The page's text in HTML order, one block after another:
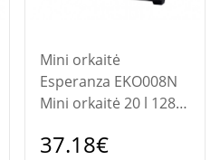
Mini orkaitė
Esperanza EKO008N
Mini orkaitė 20 l 1280
37.18€